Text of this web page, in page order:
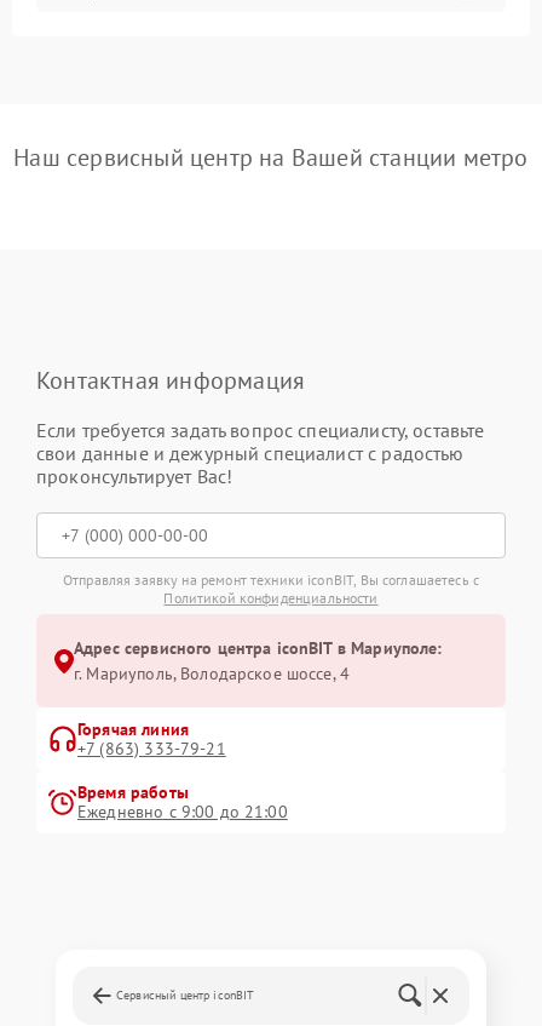
Наш сервисный центр на Вашей станции метро
Контактная информация
Если требуется задать вопрос специалисту, оставьте
свои данные и дежурный специалист с радостью
проконсультирует Вас!
Отправляя заявку на ремонт техники iconBIT, Вы соглашаетесь с
Политикой конфиденциальности
Адрес сервисного центра iconBIT в Мариуполе:
г. Мариуполь, Володарское шоссе, 4
Горячая линия
+7 (863) 333-79-21
Время работы
Ежедневно с 9:00 до 21:00
Сервисный центр iconBIT